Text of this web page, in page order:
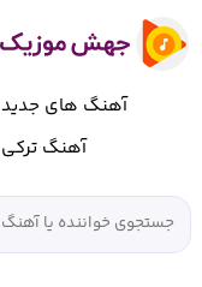
آهنگ های جدید
آهنگ ترکی